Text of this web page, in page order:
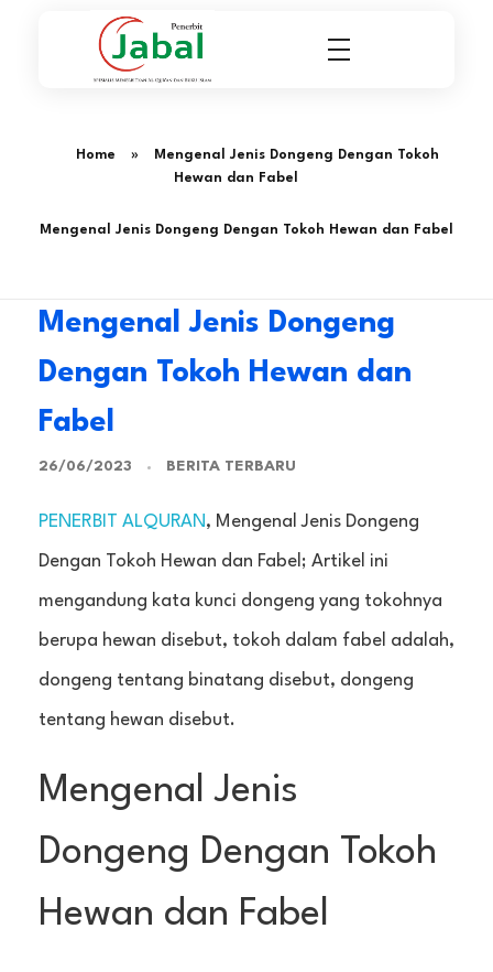
Home »
Mengenal Jenis Dongeng Dengan Tokoh
Hewan dan Fabel
Mengenal Jenis Dongeng Dengan Tokoh Hewan dan Fabel
Mengenal Jenis Dongeng
Dengan Tokoh Hewan dan
Fabel
26/06/2023 BERITA TERBARU
PENERBIT ALQURAN, Mengenal Jenis Dongeng
Dengan Tokoh Hewan dan Fabel; Artikel ini
mengandung kata kunci dongeng yang tokohnya
berupa hewan disebut, tokoh dalam fabel adalah,
dongeng tentang binatang disebut, dongeng
tentang hewan disebut.
Mengenal Jenis
Dongeng Dengan Tokoh
Hewan dan Fabel